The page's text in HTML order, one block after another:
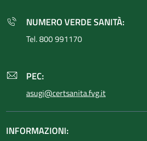
NUMERO VERDE SANITÀ:
Tel. 800 991170
PEC:
asugi@certsanita.fvg.it
INFORMAZIONI: